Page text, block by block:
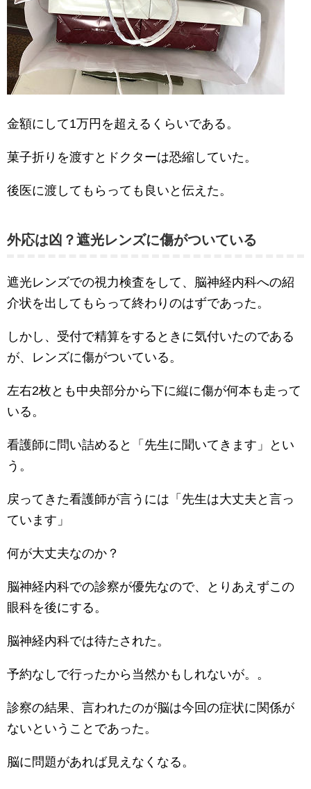
金額にして1万円を超えるくらいである。
菓子折りを渡すとドクターは恐縮していた。
後医に渡してもらっても良いと伝えた。
外応は凶？遮光レンズに傷がついている
遮光レンズでの視力検査をして、脳神経内科への紹
介状を出してもらって終わりのはずであった。
しかし、受付で精算をするときに気付いたのである
が、レンズに傷がついている。
左右2枚とも中央部分から下に縦に傷が何本も走って
いる。
看護師に問い詰めると「先生に聞いてきます」とい
う。
戻ってきた看護師が言うには「先生は大丈夫と言っ
ています」
何が大丈夫なのか？
脳神経内科での診察が優先なので、とりあえずこの
眼科を後にする。
脳神経内科では待たされた。
予約なしで行ったから当然かもしれないが。。
診察の結果、言われたのが脳は今回の症状に関係が
ないということであった。
脳に問題があれば見えなくなる。